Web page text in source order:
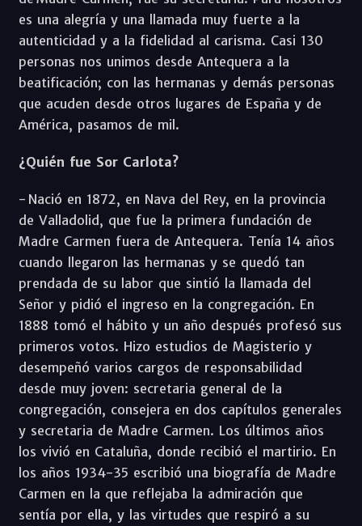
es una alegría y una llamada muy fuerte a la
autenticidad y a la fidelidad al carisma. Casi 130
personas nos unimos desde Antequera a la
beatificación; con las hermanas y demás personas
que acuden desde otros lugares de España y de
América, pasamos de mil.
¿Quién fue Sor Carlota?
- Nació en 1872, en Nava del Rey, en la provincia
de Valladolid, que fue la primera fundación de
Madre Carmen fuera de Antequera. Tenía 14 años
cuando llegaron las hermanas y se quedó tan
prendada de su labor que sintió la llamada del
Señor y pidió el ingreso en la congregación. En
1888 tomó el hábito y un año después profesó sus
primeros votos. Hizo estudios de Magisterio y
desempeñó varios cargos de responsabilidad
desde muy joven: secretaria general de la
congregación, consejera en dos capítulos generales
y secretaria de Madre Carmen. Los últimos años
los vivió en Cataluña, donde recibió el martirio. En
los años 1934-35 escribió una biografía de Madre
Carmen en la que reflejaba la admiración que
sentía por ella, y las virtudes que respiró a su